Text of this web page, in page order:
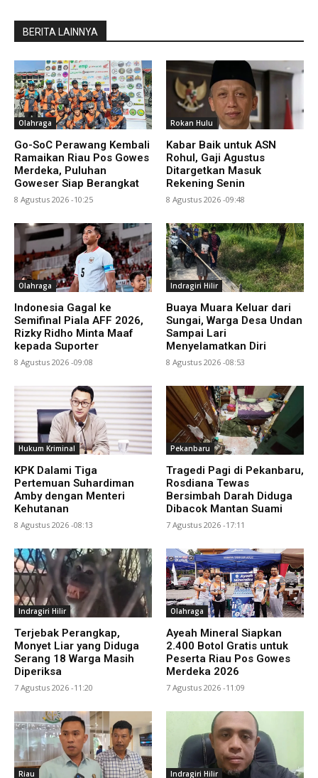
BERITA LAINNYA
Olahraga
Go-SoC Perawang Kembali
Ramaikan Riau Pos Gowes
Merdeka, Puluhan
Goweser Siap Berangkat
8 Agustus 2026 -10:25
Rokan Hulu
Kabar Baik untuk ASN
Rohul, Gaji Agustus
Ditargetkan Masuk
Rekening Senin
8 Agustus 2026 -09:48
Olahraga
Indonesia Gagal ke
Semifinal Piala AFF 2026,
Rizky Ridho Minta Maaf
kepada Suporter
8 Agustus 2026 -09:08
Indragiri Hilir
Buaya Muara Keluar dari
Sungai, Warga Desa Undan
Sampai Lari
Menyelamatkan Diri
8 Agustus 2026 -08:53
Hukum Kriminal
KPK Dalami Tiga
Pertemuan Suhardiman
Amby dengan Menteri
Kehutanan
8 Agustus 2026 -08:13
Pekanbaru
Tragedi Pagi di Pekanbaru,
Rosdiana Tewas
Bersimbah Darah Diduga
Dibacok Mantan Suami
7 Agustus 2026 -17:11
Indragiri Hilir
Terjebak Perangkap,
Monyet Liar yang Diduga
Serang 18 Warga Masih
Diperiksa
7 Agustus 2026 -11:20
Olahraga
Ayeah Mineral Siapkan
2.400 Botol Gratis untuk
Peserta Riau Pos Gowes
Merdeka 2026
7 Agustus 2026 -11:09
Riau Indragiri Hilir